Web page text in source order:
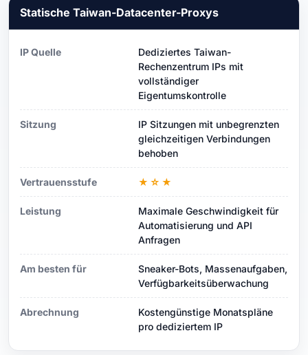
Statische Taiwan-Datacenter-Proxys
IP Quelle
Dediziertes Taiwan-
Rechenzentrum IPs mit
vollständiger
Eigentumskontrolle
Sitzung
IP Sitzungen mit unbegrenzten
gleichzeitigen Verbindungen
behoben
Vertrauensstufe ★☆★
Leistung
Maximale Geschwindigkeit für
Automatisierung und API
Anfragen
Am besten für
Sneaker-Bots, Massenaufgaben,
Verfügbarkeitsüberwachung
Abrechnung
Kostengünstige Monatspläne
pro dediziertem IP